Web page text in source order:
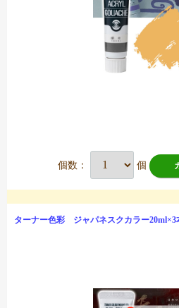
個数： 個
ターナー色彩 ジャパネスクカラー